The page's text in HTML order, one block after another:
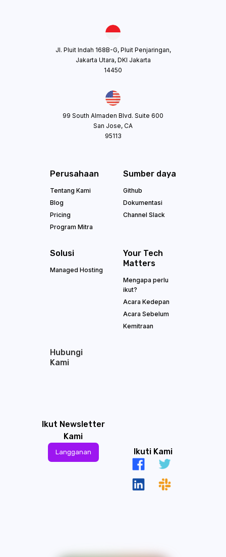
Jl. Pluit Indah 168B-G, Pluit Penjaringan,
Jakarta Utara, DKI Jakarta
14450
99 South Almaden Blvd. Suite 600
San Jose, CA
95113
Perusahaan
Tentang Kami
Blog
Pricing
Program Mitra
Sumber daya
Github
Dokumentasi
Channel Slack
Solusi
Managed Hosting
Your Tech
Matters
Mengapa perlu
ikut?
Acara Kedepan
Acara Sebelum
Kemitraan
Hubungi
Kami
Ikut Newsletter
Kami
Langganan Ikuti Kami